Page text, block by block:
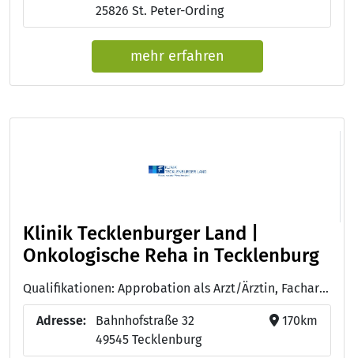
25826 St. Peter-Ording
mehr erfahren
Klinik Tecklenburger Land |
Onkologische Reha in Tecklenburg
Qualifikationen: Approbation als Arzt/Ärztin, Facharzt/Fachärztin für Innere Medizin und Hämatologie und Onkologie, Ernährungsmediziner DAEM/DGEM, DEGEMED Qualitätsmanagement (TÜV Hessen), DIN EN ISO 9001:2015 (TÜV Hessen), RAL Gütezeichen Kompetenz richtig essen
Adresse:
Bahnhofstraße 32
49545 Tecklenburg
170km